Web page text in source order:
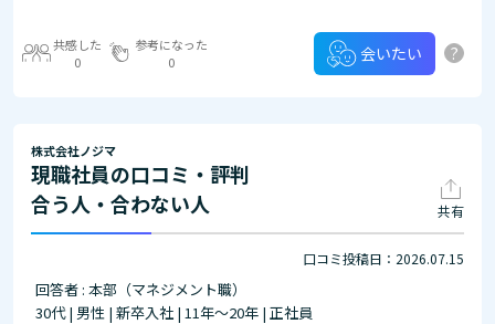
共感した
0
参考になった
0
会いたい ?
株式会社ノジマ
現職社員の口コミ・評判
合う人・合わない人
共有
口コミ投稿日：2026.07.15
回答者 : 本部（マネジメント職）
30代 | 男性 | 新卒入社 | 11年～20年 | 正社員